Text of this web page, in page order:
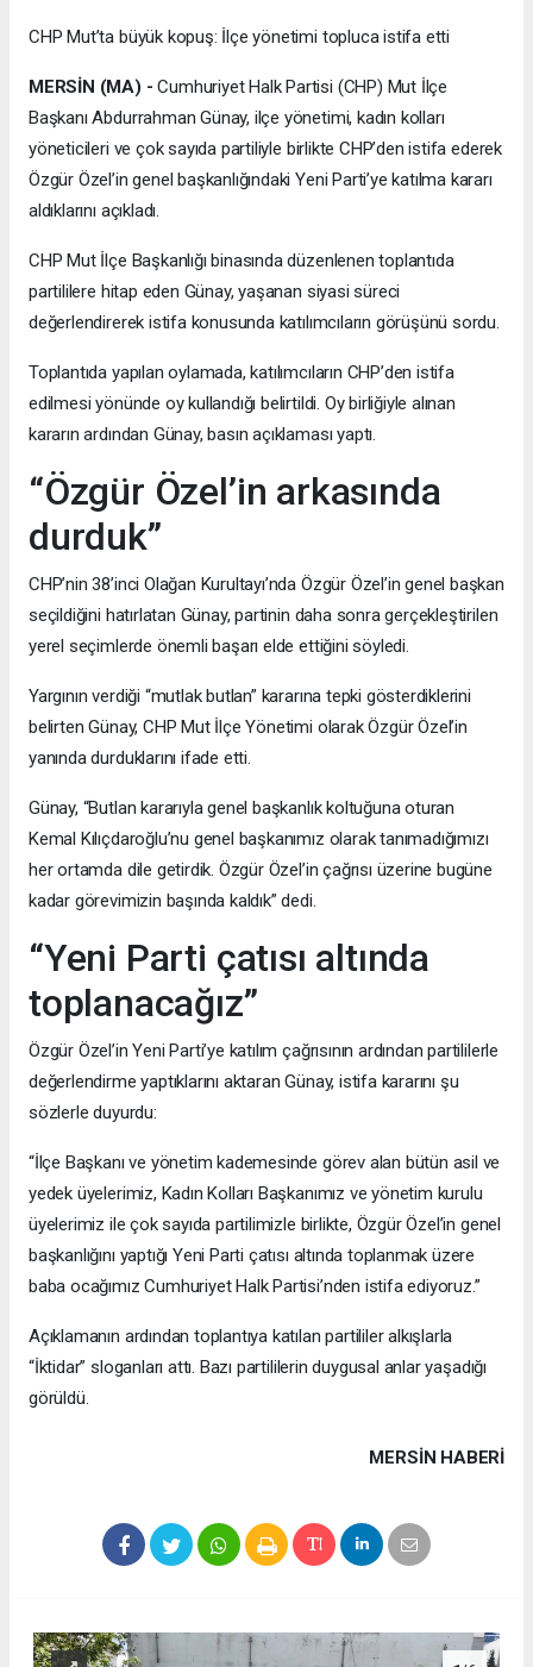
CHP Mut’ta büyük kopuş: İlçe yönetimi topluca istifa etti
MERSİN (MA) - Cumhuriyet Halk Partisi (CHP) Mut İlçe
Başkanı Abdurrahman Günay, ilçe yönetimi, kadın kolları
yöneticileri ve çok sayıda partiliyle birlikte CHP’den istifa ederek
Özgür Özel’in genel başkanlığındaki Yeni Parti’ye katılma kararı
aldıklarını açıkladı.
CHP Mut İlçe Başkanlığı binasında düzenlenen toplantıda
partililere hitap eden Günay, yaşanan siyasi süreci
değerlendirerek istifa konusunda katılımcıların görüşünü sordu.
Toplantıda yapılan oylamada, katılımcıların CHP’den istifa
edilmesi yönünde oy kullandığı belirtildi. Oy birliğiyle alınan
kararın ardından Günay, basın açıklaması yaptı.
“Özgür Özel’in arkasında
durduk”
CHP’nin 38’inci Olağan Kurultayı’nda Özgür Özel’in genel başkan
seçildiğini hatırlatan Günay, partinin daha sonra gerçekleştirilen
yerel seçimlerde önemli başarı elde ettiğini söyledi.
Yargının verdiği “mutlak butlan” kararına tepki gösterdiklerini
belirten Günay, CHP Mut İlçe Yönetimi olarak Özgür Özel’in
yanında durduklarını ifade etti.
Günay, “Butlan kararıyla genel başkanlık koltuğuna oturan
Kemal Kılıçdaroğlu’nu genel başkanımız olarak tanımadığımızı
her ortamda dile getirdik. Özgür Özel’in çağrısı üzerine bugüne
kadar görevimizin başında kaldık” dedi.
“Yeni Parti çatısı altında
toplanacağız”
Özgür Özel’in Yeni Parti’ye katılım çağrısının ardından partililerle
değerlendirme yaptıklarını aktaran Günay, istifa kararını şu
sözlerle duyurdu:
“İlçe Başkanı ve yönetim kademesinde görev alan bütün asil ve
yedek üyelerimiz, Kadın Kolları Başkanımız ve yönetim kurulu
üyelerimiz ile çok sayıda partilimizle birlikte, Özgür Özel’in genel
başkanlığını yaptığı Yeni Parti çatısı altında toplanmak üzere
baba ocağımız Cumhuriyet Halk Partisi’nden istifa ediyoruz.”
Açıklamanın ardından toplantıya katılan partililer alkışlarla
“İktidar” sloganları attı. Bazı partililerin duygusal anlar yaşadığı
görüldü.
MERSIN HABERİ